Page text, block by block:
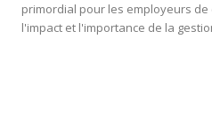
primordial pour les employeurs de
l'impact et l'importance de la